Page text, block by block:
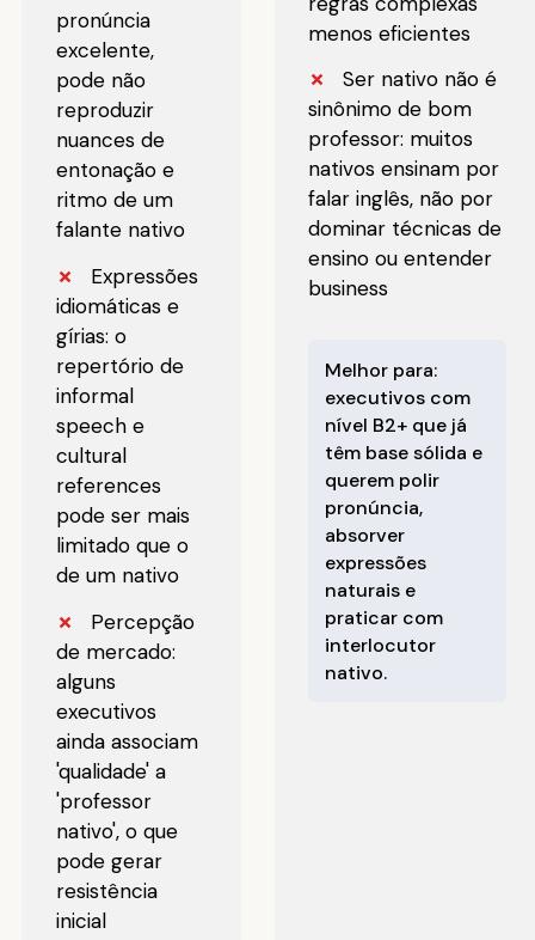
pronúncia
excelente,
pode não
reproduzir
nuances de
entonação e
ritmo de um
falante nativo
✗
Expressões
idiomáticas e
gírias: o
repertório de
informal
speech e
cultural
references
pode ser mais
limitado que o
de um nativo
✗
Percepção
de mercado:
alguns
executivos
ainda associam
'qualidade' a
'professor
nativo', o que
pode gerar
resistência
inicial
menos eficientes
✗
Ser nativo não é
sinônimo de bom
professor: muitos
nativos ensinam por
falar inglês, não por
dominar técnicas de
ensino ou entender
business
Melhor para:
executivos com
nível B2+ que já
têm base sólida e
querem polir
pronúncia,
absorver
expressões
naturais e
praticar com
interlocutor
nativo.